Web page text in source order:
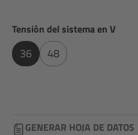
Seleccione
Tensión del sistema en V
36 48
GENERAR HOJA DE DATOS